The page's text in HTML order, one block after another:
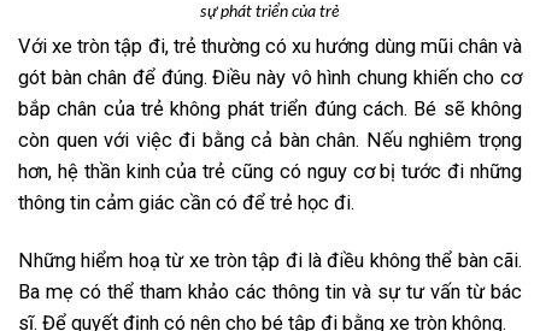
sự phát triển của trẻ
Với xe tròn tập đi, trẻ thường có xu hướng dùng mũi chân và
gót bàn chân để đúng. Điều này vô hình chung khiến cho cơ
bắp chân của trẻ không phát triển đúng cách. Bé sẽ không
còn quen với việc đi bằng cả bàn chân. Nếu nghiêm trọng
hơn, hệ thần kinh của trẻ cũng có nguy cơ bị tước đi những
thông tin cảm giác cần có để trẻ học đi.
Những hiểm hoạ từ xe tròn tập đi là điều không thể bàn cãi.
Ba mẹ có thể tham khảo các thông tin và sự tư vấn từ bác
sĩ. Để quyết định có nên cho bé tập đi bằng xe tròn không.